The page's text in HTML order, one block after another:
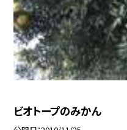
ビオトープのみかん